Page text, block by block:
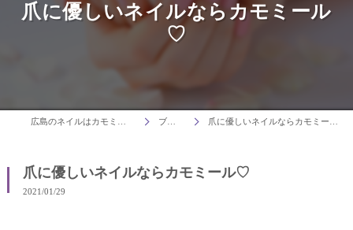
爪に優しいネイルならカモミール
♡
ブログ 爪に優しいネイルならカモミール♡
爪に優しいネイルならカモミール♡
2021/01/29